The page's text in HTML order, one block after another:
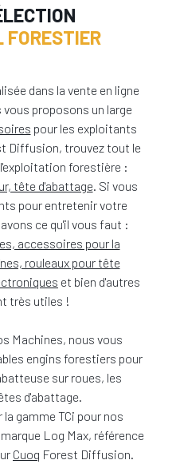
FORESTIER
dans la vente en ligne
proposons un large
pour les exploitants
Diffusion, trouvez tout le
forestière :
tête d'abattage. Si vous
pour entretenir votre
ce qu'il vous faut :
accessoires pour la
rouleaux pour tête
et bien d'autres
très utiles !
Machines, nous vous
engins forestiers pour
sur roues, les
d'abattage.
gamme TCi pour nos
Log Max, référence
Cuoq Forest Diffusion.